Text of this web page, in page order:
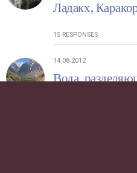
Ладакх,
15 RESPONSES
14.08.2012
Вода,